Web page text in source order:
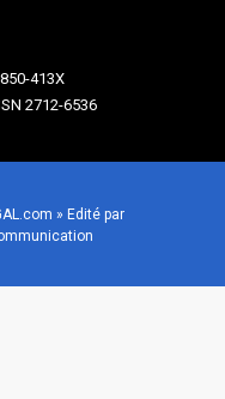
413X
2712-6536
» Edité par